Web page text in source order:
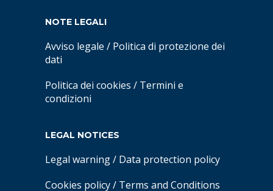
NOTE LEGALI
Avviso legale / Politica di protezione dei
dati
Politica dei cookies / Termini e
condizioni
LEGAL NOTICES
Legal warning/ Data protection policy
Cookies policy/ Terms and Conditions